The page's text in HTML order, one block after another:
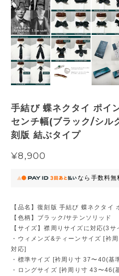
手結び 蝶ネクタイ ポイ
センチ幅(ブラック/シル
刻版 結ぶタイプ
¥8,900
なら 手数料無
【品名】復刻版 手結び 蝶ネクタイ
【色柄】ブラック/サテンソリッド
【サイズ】襟周りサイズに対応(3サ
・ウィメンズ&ティーンサイズ [衿
対応]
・標準サイズ [衿周り寸 37〜40(基
・ロングサイズ [衿周り寸 43〜46(